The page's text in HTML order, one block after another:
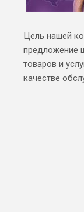
Цель нашей
предложение
товаров и
качестве